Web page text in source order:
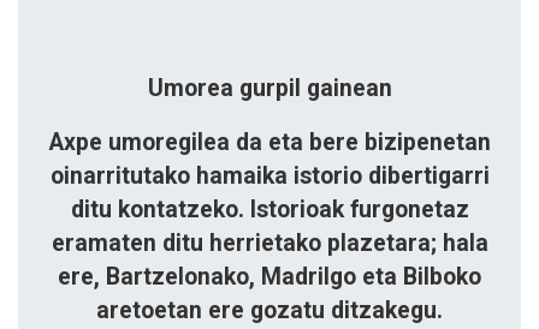
Umorea gurpil gainean
Axpe umoregilea da eta bere bizipenetan
oinarritutako hamaika istorio dibertigarri
ditu kontatzeko. Istorioak furgonetaz
eramaten ditu herrietako plazetara; hala
ere, Bartzelonako, Madrilgo eta Bilboko
aretoetan ere gozatu ditzakegu.